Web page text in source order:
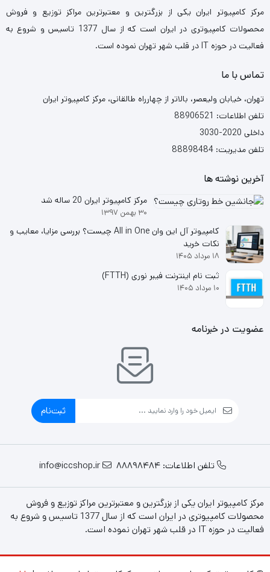
مرکز کامپیوتر ایران یکی از بزرگترین و معتبرترین مراکز توزیع و فروش
محصولات کامپیوتری در ایران است که از سال 1377 تاسیس و شروع به
فعالیت در حوزه IT در قلب شهر تهران نموده است.
تماس با ما
تهران، خیابان ولیعصر، بالاتر از چهارراه طالقانی، مرکز کامپیوتر ایران
تلفن اطلاعات: 88906521
داخلی 2020-3030
تلفن مدیریت: 88898484
آخرین نوشته ها
مرکز کامپیوتر ایران 20 ساله شد
۳۰ بهمن ۱۳۹۷
کامپیوتر آل این وان All in One چیست؟ بررسی مزایا، معایب و
نکات خرید
۱۸ مرداد ۱۴۰۵
ثبت نام اینترنت فیبر نوری (FTTH)
۱۰ مرداد ۱۴۰۵
عضویت در خبرنامه
ثبت‌نام
تلفن اطلاعات: 88898484 info@iccshop.ir
مرکز کامپیوتر ایران یکی از بزرگترین و معتبرترین مراکز توزیع و فروش
محصولات کامپیوتری در ایران است که از سال 1377 تاسیس و شروع به
فعالیت در حوزه IT در قلب شهر تهران نموده است.